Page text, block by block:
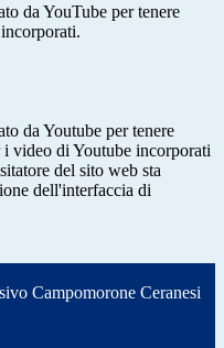
da YouTube per tenere
da Youtube per tenere
i video di Youtube incorporati
del sito web sta
dell'interfaccia di
Campomorone Ceranesi